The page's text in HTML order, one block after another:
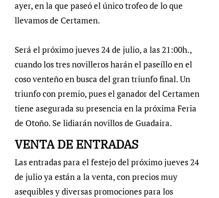
ayer, en la que paseó el único trofeo de lo que
llevamos de Certamen.
Será el próximo jueves 24 de julio, a las 21:00h.,
cuando los tres novilleros harán el paseíllo en el
coso venteño en busca del gran triunfo final. Un
triunfo con premio, pues el ganador del Certamen
tiene asegurada su presencia en la próxima Feria
de Otoño. Se lidiarán novillos de Guadaira.
VENTA DE ENTRADAS
Las entradas para el festejo del próximo jueves 24
de julio ya están a la venta, con precios muy
asequibles y diversas promociones para los